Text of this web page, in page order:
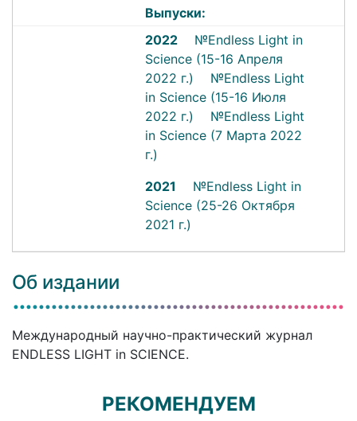
Выпуски:
2022
№Endless Light in
Science (15-16 Апреля
2022 г.)
№Endless Light
in Science (15-16 Июля
2022 г.)
№Endless Light
in Science (7 Марта 2022
г.)
2021
№Endless Light in
Science (25-26 Октября
2021 г.)
Об издании
Международный научно-практический журнал
ENDLESS LIGHT in SCIENCE.
РЕКОМЕНДУЕМ